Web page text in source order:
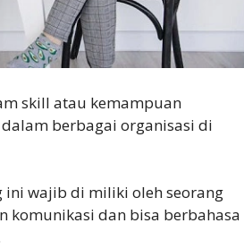
skill atau kemampuan
berbagai organisasi di
ini wajib di miliki oleh seorang
komunikasi dan bisa berbahasa